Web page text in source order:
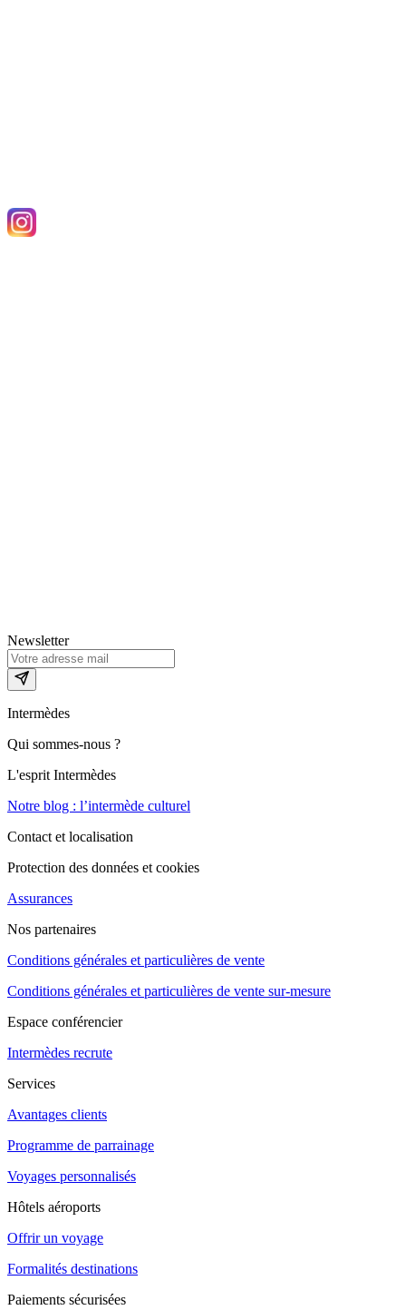
Newsletter
Intermèdes
Qui sommes-nous ?
L'esprit Intermèdes
Notre blog : l’intermède culturel
Contact et localisation
Protection des données et cookies
Assurances
Nos partenaires
Conditions générales et particulières de vente
Conditions générales et particulières de vente sur-mesure
Espace conférencier
Intermèdes recrute
Services
Avantages clients
Programme de parrainage
Voyages personnalisés
Hôtels aéroports
Offrir un voyage
Formalités destinations
Paiements sécurisées